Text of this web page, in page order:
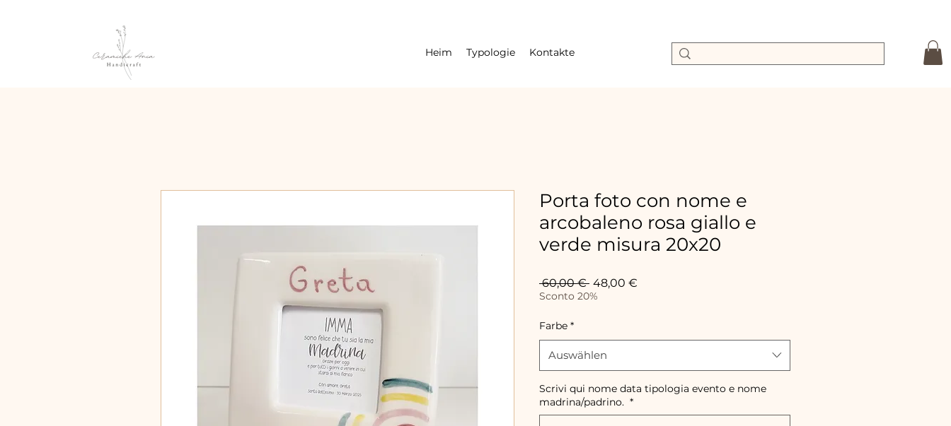
Heim Typologie Kontakte
Porta foto con nome e
arcobaleno rosa giallo e
verde misura 20x20
60,00 € Standardpreis
48,00 €
Sconto 20%
Farbe *
Auswählen
Scrivi qui nome data tipologia evento e nome
madrina/padrino. *